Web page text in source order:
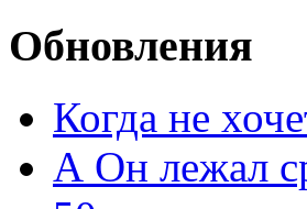
Обновления
Когда не
А Он лежал